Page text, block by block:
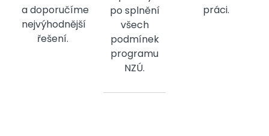
a doporučíme
nejvýhodnější
řešení.
po splnění
všech
podmínek
programu
NZÚ.
práci.